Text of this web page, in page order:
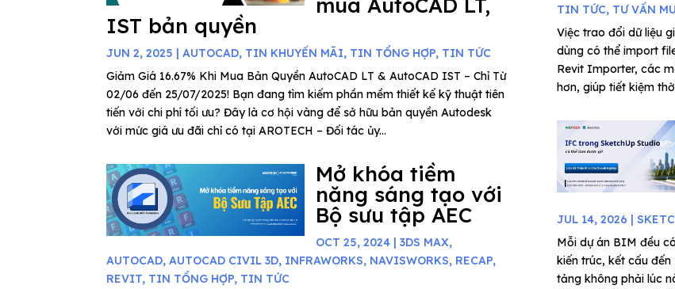
mua AutoCAD LT,
IST bản quyền
JUN 2, 2025 |AUTOCAD, TIN KHUYẾN MÃI, TIN TỔNG HỢP, TIN TỨC
Giảm Giá 16.67% Khi Mua Bản Quyền AutoCAD LT & AutoCAD IST – Chỉ Từ
02/06 đến 25/07/2025! Bạn đang tìm kiếm phần mềm thiết kế kỹ thuật tiên
tiến với chi phí tối ưu? Đây là cơ hội vàng để sở hữu bản quyền Autodesk
với mức giá ưu đãi chỉ có tại AROTECH – Đối tác ủy...
Mở khóa tiềm
năng sáng tạo với
Bộ sưu tập AEC
OCT 25, 2024 |3DS MAX,
AUTOCAD,AUTOCAD CIVIL 3D, INFRAWORKS, NAVISWORKS, RECAP,
REVIT, TIN TỔNG HỢP, TIN TỨC
TIN TỨC, TƯ VẤN
Việc trao đổi dữ liệu
dùng có thể import
Revit Importer, các
hơn, giúp tiết kiệm
JUL 14, 2026 |
Mỗi dự án BIM đều
kiến trúc, kết cấu đến
tảng không phải lúc